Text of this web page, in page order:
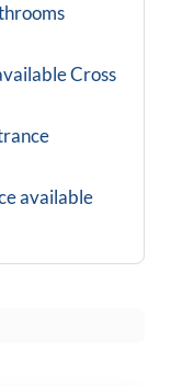
Cross
available